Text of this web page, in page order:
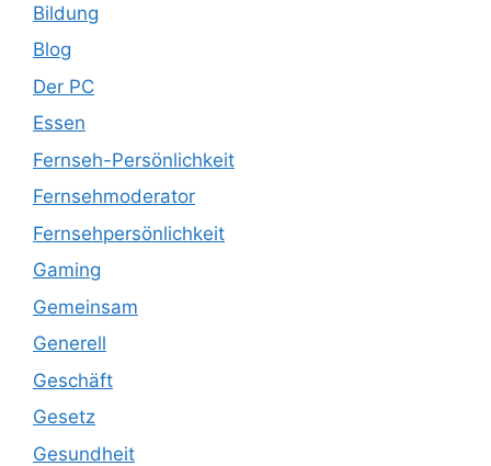
Bildung
Blog
Der PC
Essen
Fernseh-Persönlichkeit
Fernsehmoderator
Fernsehpersönlichkeit
Gaming
Gemeinsam
Generell
Geschäft
Gesetz
Gesundheit